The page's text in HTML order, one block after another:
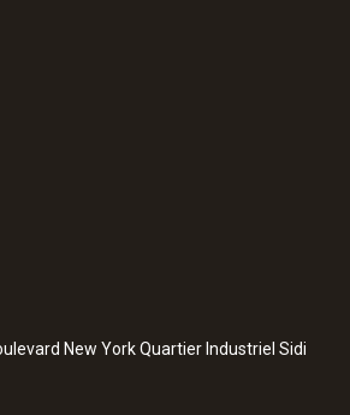
New York Quartier Industriel Sidi